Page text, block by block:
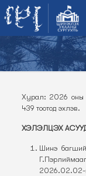
Хурал: 2026 оны
439 тоотод эхлэв.
ХЭЛЭЛЦЭХ
Шинэ
2026.02.02-